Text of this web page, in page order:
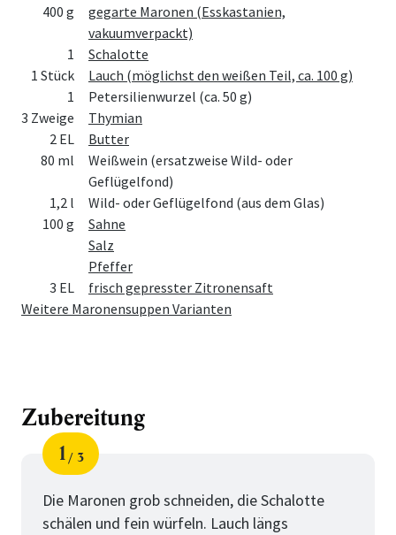
MengeZutat
400 g
gegarte Maronen (Esskastanien,
vakuumverpackt)
1
Schalotte
1 Stück
Lauch (möglichst den weißen Teil, ca. 100 g)
1
Petersilienwurzel (ca. 50 g)
3 Zweige
Thymian
2 EL
Butter
80 ml
Weißwein (ersatzweise Wild- oder
Geflügelfond)
1,2 l
Wild- oder Geflügelfond (aus dem Glas)
100 g
Sahne
Salz
Pfeffer
3 EL
frisch gepresster Zitronensaft
Weitere Maronensuppen Varianten
Zubereitung
Schritt
1
von
3
Die Maronen grob schneiden, die Schalotte
schälen und fein würfeln. Lauch längs